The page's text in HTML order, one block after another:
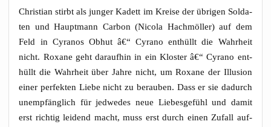
Chris­ti­an stirbt als jun­ger Kadett im Krei­se der übri­gen Sol­da­
ten und Haupt­mann Car­bon (Nico­la Hach­m­öl­ler) auf dem
Feld in Cyra­nos Obhut â€“ Cyra­no ent­hüllt die Wahr­heit
nicht. Roxa­ne geht dar­auf­hin in ein Klos­ter â€“ Cyra­no ent­
hüllt die Wahr­heit über Jah­re nicht, um Roxa­ne der Illu­si­on
einer per­fek­ten Lie­be nicht zu berau­ben. Dass er sie dadurch
unemp­fäng­lich für jed­we­des neue Lie­bes­ge­fühl und damit
erst rich­tig lei­dend macht, muss erst durch einen Zufall auf­